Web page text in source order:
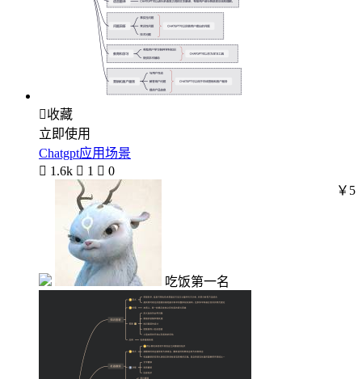
收藏
立即使用
Chatgpt应用场景
 1.6k  1  0
吃饭第一名
￥5